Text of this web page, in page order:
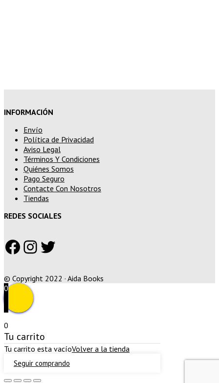
INFORMACIÓN
Envío
Política de Privacidad
Aviso Legal
Términos Y Condiciones
Quiénes Somos
Pago Seguro
Contacte Con Nosotros
Tiendas
REDES SOCIALES
Facebook
Instagram
Twitter
© Copyright 2022 · Aida Books
0
0
Tu carrito
Tu carrito esta vacíoVolver a la tienda
Seguir comprando